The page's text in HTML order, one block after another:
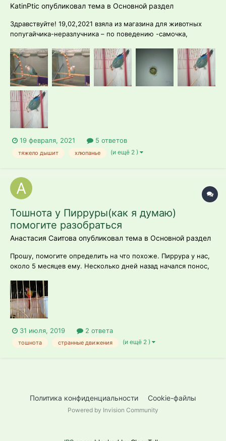
KatinPtic опубликовал тема в Основной раздел
Здравствуйте! 19,02,2021 взяла из магазина для животных
попугайчика-неразлучника – по поведению -самочка,
предположительно – самец и самочка, по поведению было
установлено персоналом магазина. Дата рождения – июнь
2020 года, в магаз...
19 февраля, 2021 5 ответов
тяжело дышит хлюпанье (и ещё 2 )
Тошнота у Пирруры(как я думаю)
помогите разобраться
Анастасия Саитова опубликовал тема в Основной раздел
Прошу, помогите определить на что похоже. Пиррура у нас,
около 5 месяцев ему. Несколько дней назад начался понос,
дня утром застала его за действиями: сидел на жерди,
приспущены крылья( как бы полностью раслаблены, ниже
лап висели) открыл клюв...
31 июля, 2019 2 ответа
тошнота странные движения (и ещё 2 )
Политика конфиденциальности Cookie-файлы
Powered by Invision Community